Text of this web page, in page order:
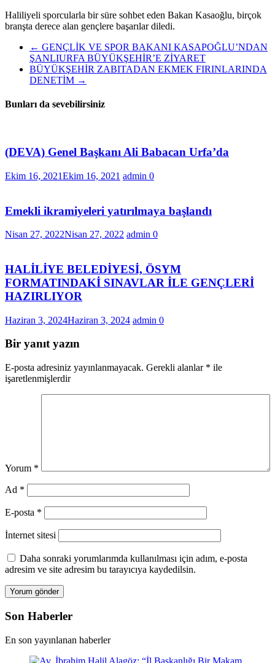
Haliliyeli sporcularla bir süre sohbet eden Bakan Kasaoğlu, birçok
branşta derece alan gençlere başarılar diledi.
← GENÇLİK VE SPOR BAKANI KASAPOĞLU’NDAN
ŞANLIURFA BÜYÜKŞEHİR’E ZİYARET
BÜYÜKŞEHİR ZABITADAN EKMEK FIRINLARINDA
DENETİM →
Bunları da sevebilirsiniz
(DEVA) Genel Başkanı Ali Babacan Urfa’da
Ekim 16, 2021Ekim 16, 2021 admin 0
Emekli ikramiyeleri yatırılmaya başlandı
Nisan 27, 2022Nisan 27, 2022 admin 0
HALİLİYE BELEDİYESİ, ÖSYM
FORMATINDAKİ SINAVLAR İLE GENÇLERİ
HAZIRLIYOR
Haziran 3, 2024Haziran 3, 2024 admin 0
Bir yanıt yazın
E-posta adresiniz yayınlanmayacak. Gerekli alanlar * ile
işaretlenmişlerdir
Yorum *
Ad *
E-posta *
İnternet sitesi
Daha sonraki yorumlarımda kullanılması için adım, e-posta
adresim ve site adresim bu tarayıcıya kaydedilsin.
Son Haberler
En son yayınlanan haberler